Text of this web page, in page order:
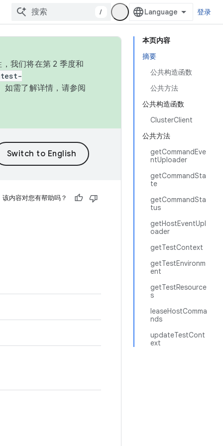
/ 登录
本页内容
摘要
公共构造函数
公共方法
公共构造函数
ClusterClient
公共方法
getCommandEve
ntUploader
getCommandSta
te
getCommandSta
tus
getHostEventUpl
oader
getTestContext
getTestEnvironm
ent
getTestResource
s
leaseHostComma
nds
updateTestCont
ext
我们将在第 2 季度和
如需了解详情，请参阅
该内容对您有帮助吗？